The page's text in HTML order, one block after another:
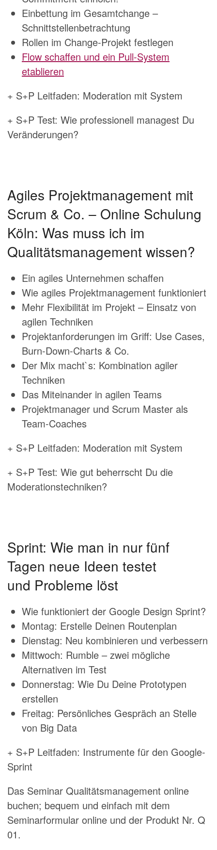
Einbettung im Gesamtchange –
Schnittstellenbetrachtung
Rollen im Change-Projekt festlegen
Flow schaffen und ein Pull-System
etablieren
+ S+P Leitfaden: Moderation mit System
+ S+P Test: Wie professionell managest Du
Veränderungen?
Agiles Projektmanagement mit
Scrum & Co. – Online Schulung
Köln: Was muss ich im
Qualitätsmanagement wissen?
Ein agiles Unternehmen schaffen
Wie agiles Projektmanagement funktioniert
Mehr Flexibilität im Projekt – Einsatz von
agilen Techniken
Projektanforderungen im Griff: Use Cases,
Burn-Down-Charts & Co.
Der Mix macht`s: Kombination agiler
Techniken
Das Miteinander in agilen Teams
Projektmanager und Scrum Master als
Team-Coaches
+ S+P Leitfaden: Moderation mit System
+ S+P Test: Wie gut beherrscht Du die
Moderationstechniken?
Sprint: Wie man in nur fünf
Tagen neue Ideen testet
und Probleme löst
Wie funktioniert der Google Design Sprint?
Montag: Erstelle Deinen Routenplan
Dienstag: Neu kombinieren und verbessern
Mittwoch: Rumble – zwei mögliche
Alternativen im Test
Donnerstag: Wie Du Deine Prototypen
erstellen
Freitag: Persönliches Gespräch an Stelle
von Big Data
+ S+P Leitfaden: Instrumente für den Google-
Sprint
Das Seminar Qualitätsmanagement online
buchen; bequem und einfach mit dem
Seminarformular online und der Produkt Nr. Q
01.